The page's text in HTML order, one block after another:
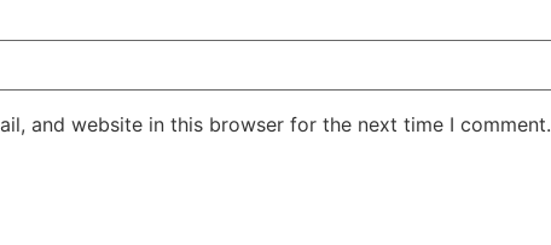
and website in this browser for the next time I comment.